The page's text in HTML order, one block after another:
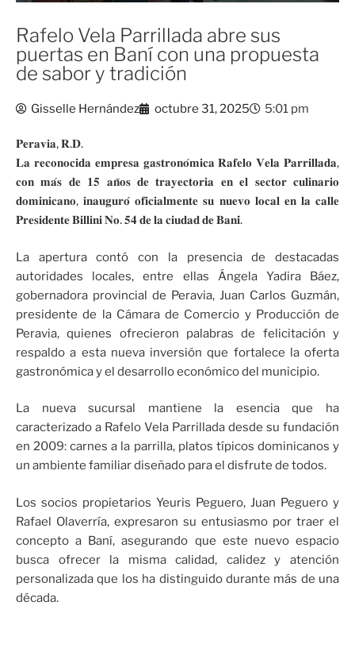
Rafelo Vela Parrillada abre sus
puertas en Baní con una propuesta
de sabor y tradición
Gisselle Hernández octubre 31, 2025 5:01 pm
𝐏𝐞𝐫𝐚𝐯𝐢𝐚, 𝐑.𝐃.
𝐋𝐚 𝐫𝐞𝐜𝐨𝐧𝐨𝐜𝐢𝐝𝐚 𝐞𝐦𝐩𝐫𝐞𝐬𝐚 𝐠𝐚𝐬𝐭𝐫𝐨𝐧𝐨́𝐦𝐢𝐜𝐚 𝐑𝐚𝐟𝐞𝐥𝐨 𝐕𝐞𝐥𝐚 𝐏𝐚𝐫𝐫𝐢𝐥𝐥𝐚𝐝𝐚,
𝐜𝐨𝐧 𝐦𝐚́𝐬 𝐝𝐞 𝟏𝟓 𝐚𝐧̃𝐨𝐬 𝐝𝐞 𝐭𝐫𝐚𝐲𝐞𝐜𝐭𝐨𝐫𝐢𝐚 𝐞𝐧 𝐞𝐥 𝐬𝐞𝐜𝐭𝐨𝐫 𝐜𝐮𝐥𝐢𝐧𝐚𝐫𝐢𝐨
𝐝𝐨𝐦𝐢𝐧𝐢𝐜𝐚𝐧𝐨, 𝐢𝐧𝐚𝐮𝐠𝐮𝐫𝐨́ 𝐨𝐟𝐢𝐜𝐢𝐚𝐥𝐦𝐞𝐧𝐭𝐞 𝐬𝐮 𝐧𝐮𝐞𝐯𝐨 𝐥𝐨𝐜𝐚𝐥 𝐞𝐧 𝐥𝐚 𝐜𝐚𝐥𝐥𝐞
𝐏𝐫𝐞𝐬𝐢𝐝𝐞𝐧𝐭𝐞 𝐁𝐢𝐥𝐥𝐢𝐧𝐢 𝐍𝐨. 𝟓𝟒 𝐝𝐞 𝐥𝐚 𝐜𝐢𝐮𝐝𝐚𝐝 𝐝𝐞 𝐁𝐚𝐧𝐢́.
La apertura contó con la presencia de destacadas
autoridades locales, entre ellas Ángela Yadira Báez,
gobernadora provincial de Peravia, Juan Carlos Guzmán,
presidente de la Cámara de Comercio y Producción de
Peravia, quienes ofrecieron palabras de felicitación y
respaldo a esta nueva inversión que fortalece la oferta
gastronómica y el desarrollo económico del municipio.
La nueva sucursal mantiene la esencia que ha
caracterizado a Rafelo Vela Parrillada desde su fundación
en 2009: carnes a la parrilla, platos típicos dominicanos y
un ambiente familiar diseñado para el disfrute de todos.
Los socios propietarios Yeuris Peguero, Juan Peguero y
Rafael Olaverría, expresaron su entusiasmo por traer el
concepto a Baní, asegurando que este nuevo espacio
busca ofrecer la misma calidad, calidez y atención
personalizada que los ha distinguido durante más de una
década.